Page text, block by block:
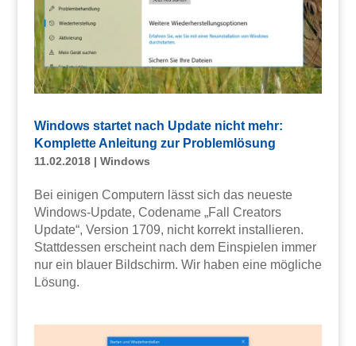
Windows startet nach Update nicht mehr:
Komplette Anleitung zur Problemlösung
11.02.2018| Windows
Bei einigen Computern lässt sich das neueste
Windows-Update, Codename „Fall Creators
Update“, Version 1709, nicht korrekt installieren.
Stattdessen erscheint nach dem Einspielen immer
nur ein blauer Bildschirm. Wir haben eine mögliche
Lösung.